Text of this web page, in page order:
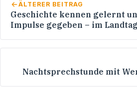
ÄLTERER BEITRAG
Geschichte kennen gelernt
Impulse gegeben – im
und StS Sieber MdL
Nachtsprechstunde mit